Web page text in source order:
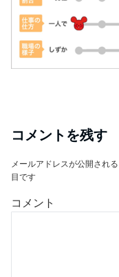
コメントを残す
メールアドレスが公開される
目です
コメント